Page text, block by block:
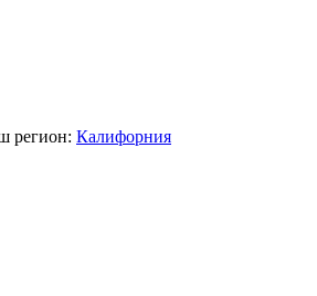
регион: Калифорния